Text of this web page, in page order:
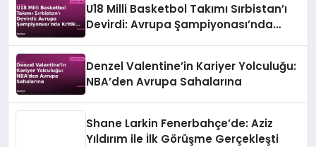
U18 Milli Basketbol Takımı Sırbistan’ı
Devirdi: Avrupa Şampiyonası’nda
Denzel Valentine’in Kariyer Yolculuğu:
NBA’den Avrupa Sahalarına
Shane Larkin Fenerbahçe’de: Aziz
Yıldırım ile İlk Görüşme Gerçekleşti